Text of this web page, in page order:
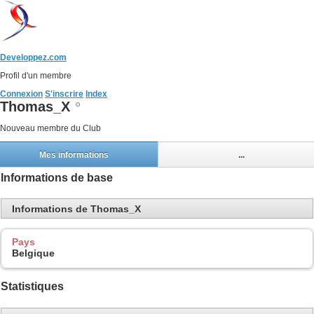
Developpez.com
Profil d'un membre
Connexion S'inscrire Index
Thomas_X
Nouveau membre du Club
Mes informations ...
Informations de base
Informations de Thomas_X
Pays
Belgique
Statistiques